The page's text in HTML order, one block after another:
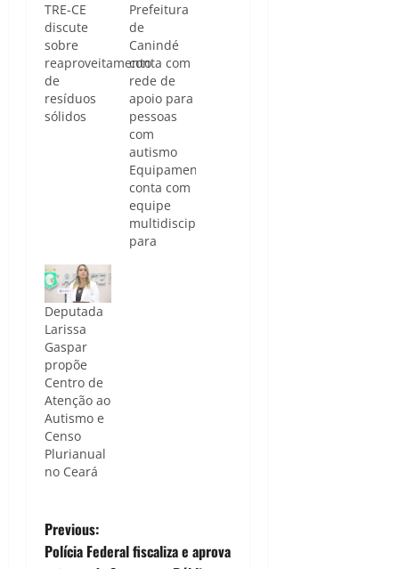
TRE-CE
discute
sobre
reaproveitamento
de
resíduos
sólidos
Prefeitura
de
Canindé
conta com
rede de
apoio para
pessoas
com
autismo
Equipamento
conta com
equipe
multidisciplinar
para
de apoio
especializada
Deputada
Larissa
Gaspar
propõe
Centro de
Atenção ao
Autismo e
Censo
Plurianual
no Ceará
P
Previous:
Polícia Federal fiscaliza e aprova